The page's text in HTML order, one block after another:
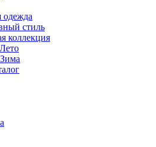
одежда
стиль
коллекция